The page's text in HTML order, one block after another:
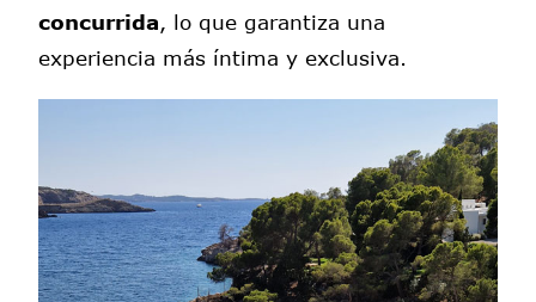
concurrida, lo que garantiza una
experiencia más íntima y exclusiva.